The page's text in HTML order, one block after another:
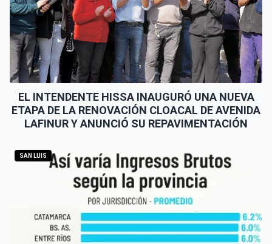
EL INTENDENTE HISSA INAUGURÓ UNA NUEVA
ETAPA DE LA RENOVACIÓN CLOACAL DE AVENIDA
LAFINUR Y ANUNCIÓ SU REPAVIMENTACIÓN
SAN LUIS